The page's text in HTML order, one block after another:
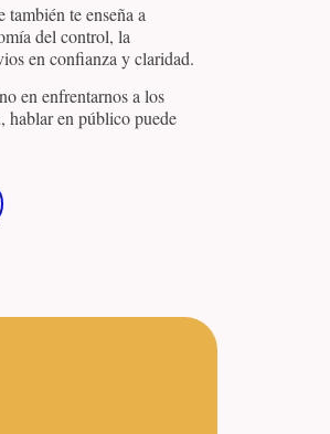
te enseña a
del control, la
en confianza y claridad.
en enfrentarnos a los
hablar en público puede